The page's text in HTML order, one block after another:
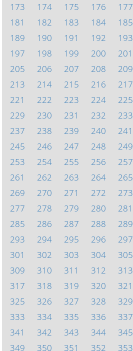
173
174 175 176 177
181
182 183 184 185
189
190 191 192 193
197
198 199 200 201
205
206 207 208 209
213
214 215 216 217
221
222 223 224 225
229
230 231 232 233
237
238 239 240 241
245
246 247 248 249
253
254 255 256 257
261
262 263 264 265
269
270 271 272 273
277
278 279 280 281
285
286 287 288 289
293
294 295 296 297
301
302 303 304 305
309
310 311 312 313
317
318 319 320 321
325
326 327 328 329
333
334 335 336 337
341
342 343 344 345
349
350 351 352 353